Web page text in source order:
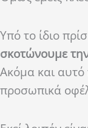
Υπό το ίδιο
σκοτώνουμε
Ακόμα και αυτό
προσωπικά